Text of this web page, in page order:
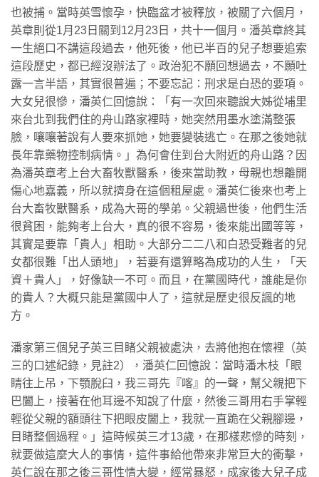
也被捕。當時英雪懷孕，快臨盆才被釋放，被關了六個月，
英章則從1月23日關到12月23日，共十一個月。潘英章終其
一生絕口不講這段過去，他死後，他已半百的兒子想要追索
這段歷史，都已經沒辦法了。政治犯不願回想過去，不願吐
露一言半語，其實很普遍；不要忘記：刑求是白恐的要項。
大女兒很慘，潘英仁回憶說：「有一次回來聽說大姊從埔里
來台北到我們住的舟山路家裡時，她突然用墨水塗滿整張
臉，嚷嚷著說有人要來抓她，她要變裝逃亡。在那之後她就
長年靠藥物控制病情。」為何會住到台大附近的舟山路？因
為潘英章考上台大畜牧獸醫系，後來當助教，母親也想離開
傷心地嘉義，所以就擠身在這個租屋處。潘英仁後來也考上
台大畜牧獸醫系，成為大哥的學弟。父親過世後，他們生活
很貧困，能夠考上台大，真的很不容易，後來能出國等等，
其實是要靠「貴人」相助。大部分二二八和白恐受難者的兒
女都很難「出人頭地」，若要有還算略為成功的人生，「天
資＋貴人」，好像缺一不可。而且，在黨國時代，誰能是你
的貴人？大概只能是黨國中人了，這就是歷史很反諷的地
方。
​潘家第三個兒子英三目睹父親被處決，去將他抱在懷裡（英
三的口述紀錄，見註2），潘英仁回憶說：當時潘木枝「眼
睛往上吊，下顎脫臼，我三哥先『喀』的一聲，幫父親把下
巴闔上，接著在他耳邊不知說了什麼，然後三哥用右手掌輕
輕從父親的額頭往下把眼皮闔上，我就一直跪在父親腳邊，
目睹整個過程。」這時候英三才13歲，在那樣悲慘的時刻，
就要做這麼大人的事情，這件事給他帶來非常巨大的衝擊，
英仁說在那之後三哥性情大變，經常暴怒，成家後大兒子成